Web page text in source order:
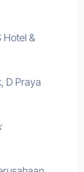
Hotel &
D Praya